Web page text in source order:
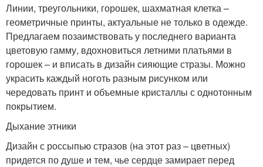
Линии, треугольники, горошек, шахматная клетка –
геометричные принты, актуальные не только в одежде.
Предлагаем позаимствовать у последнего варианта
цветовую гамму, вдохновиться летними платьями в
горошек – и вписать в дизайн сияющие стразы. Можно
украсить каждый ноготь разным рисунком или
чередовать принт и объемные кристаллы с однотонным
покрытием.
Дыхание этники
Дизайн с россыпью стразов (на этот раз – цветных)
придется по душе и тем, чье сердце замирает перед